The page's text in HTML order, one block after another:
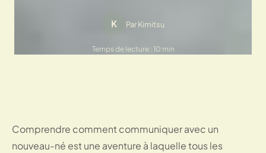
K Par Kimitsu
Temps de lecture : 10 min
Comprendre comment communiquer avec un
nouveau-né est une aventure à laquelle tous les